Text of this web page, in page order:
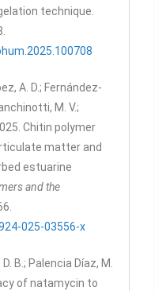
technique.
A. D.; Fernández-
M. V.;
Chitin polymer
matter and
estuarine
and the
025-03556-x
B.; Palencia Díaz, M.
of natamycin to